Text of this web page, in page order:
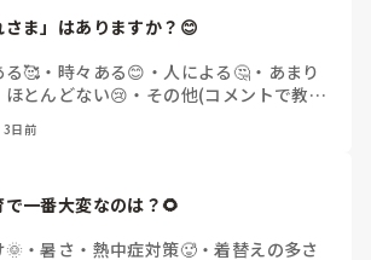
さま」はありますか？😊
る🥰 ・ 時々ある😊 ・ 人による🤔 ・ あまり
ほとんどない😢 ・ その他(コメントで教え
3日前
一番大変なのは？🌻
🌞 ・暑さ・熱中症対策🥵・着替えの多さ